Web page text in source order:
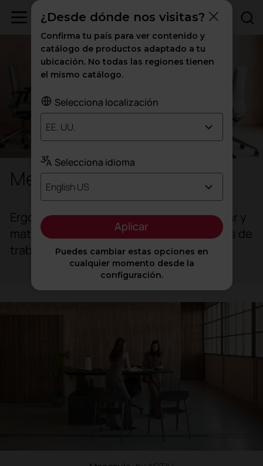
Mesas y escritorios
Ergonomía, funcionalidad, diseño modular y
materiales duraderos para crear espacios de
trabajo cómodos y eficientes.
¿Desde dónde nos visitas?
Confirma tu país para ver contenido y
catálogo de productos adaptado a tu
ubicación. No todas las regiones tienen
el mismo catálogo.
Selecciona localización
EE. UU.
Selecciona idioma
English US
Aplicar
Puedes cambiar estas opciones en
cualquier momento desde la
configuración.